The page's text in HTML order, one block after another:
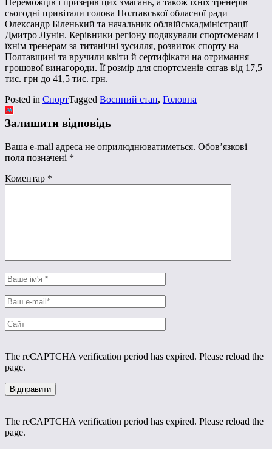
Переможців і призерів цих змагань, а також їхніх тренерів
сьогодні привітали голова Полтавської обласної ради
Олександр Біленький та начальник облвійськадміністрації
Дмитро Лунін. Керівники регіону подякували спортсменам і
їхнім тренерам за титанічні зусилля, розвиток спорту на
Полтавщині та вручили квіти й сертифікати на отримання
грошової винагороди. Її розмір для спортсменів сягав від 17,5
тис. грн до 41,5 тис. грн.
Posted in СпортTagged Воєнний стан, Головна
Залишити відповідь
Ваша e-mail адреса не оприлюднюватиметься. Обов’язкові
поля позначені *
Коментар *
The reCAPTCHA verification period has expired. Please reload the
page.
The reCAPTCHA verification period has expired. Please reload the
page.